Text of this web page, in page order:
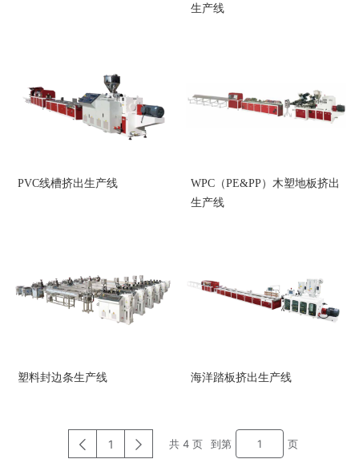
生产线
PVC线槽挤出生产线
WPC（PE&PP）木塑地板挤出
生产线
塑料封边条生产线 海洋踏板挤出生产线
1 共 4 页 到第 页